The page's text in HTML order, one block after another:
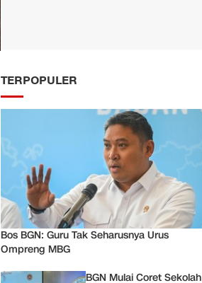
TERPOPULER
Bos BGN: Guru Tak Seharusnya Urus
Ompreng MBG
BGN Mulai Coret Sekolah